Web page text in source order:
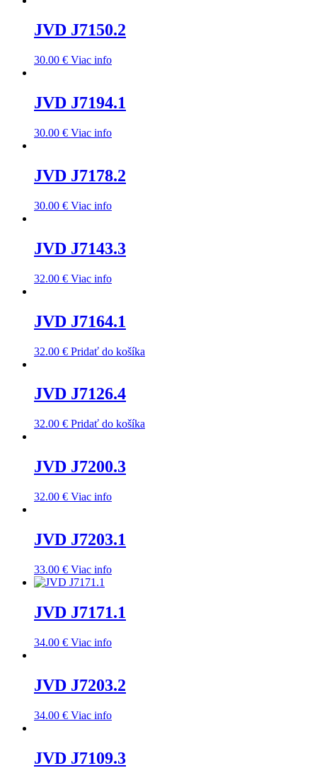
JVD J7150.2
30.00 € Viac info
JVD J7194.1
30.00 € Viac info
JVD J7178.2
30.00 € Viac info
JVD J7143.3
32.00 € Viac info
JVD J7164.1
32.00 € Pridať do košíka
JVD J7126.4
32.00 € Pridať do košíka
JVD J7200.3
32.00 € Viac info
JVD J7203.1
33.00 € Viac info
JVD J7171.1
34.00 € Viac info
JVD J7203.2
34.00 € Viac info
JVD J7109.3